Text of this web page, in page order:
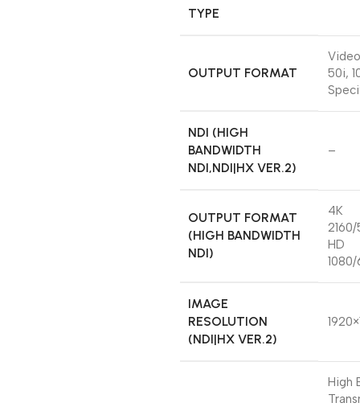
TYPE
OUTPUT FORMAT
50i,
NDI (HIGH
BANDWIDTH
NDI,NDI|HX VER.2)
–
OUTPUT FORMAT
(HIGH BANDWIDTH
NDI)
4K
HD
IMAGE
RESOLUTION
(NDI|HX VER.2)
High